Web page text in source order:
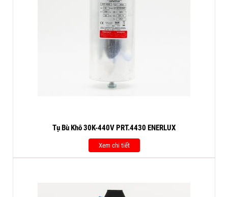
Tụ Bù Khô 30K-440V PRT.4430 ENERLUX
Xem chi tiết